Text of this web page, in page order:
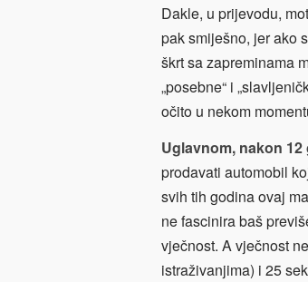
Dakle, u prijevodu,
pak smiješno, jer ako
škrt sa zapreminama
„posebne“ i
očito u nekom
Uglavnom, nakon
prodavati automobil
svih tih godina ovaj
ne fascinira baš
vječnost. A vječnost
istraživanjima) i 25